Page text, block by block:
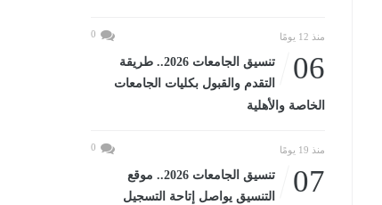
منذ 12 يومًا 0
06
تنسيق الجامعات 2026.. طريقة
التقدم والقبول بكليات الجامعات
الخاصة والأهلية
منذ 19 يومًا 0
07
تنسيق الجامعات 2026.. موقع
التنسيق يواصل إتاحة التسجيل